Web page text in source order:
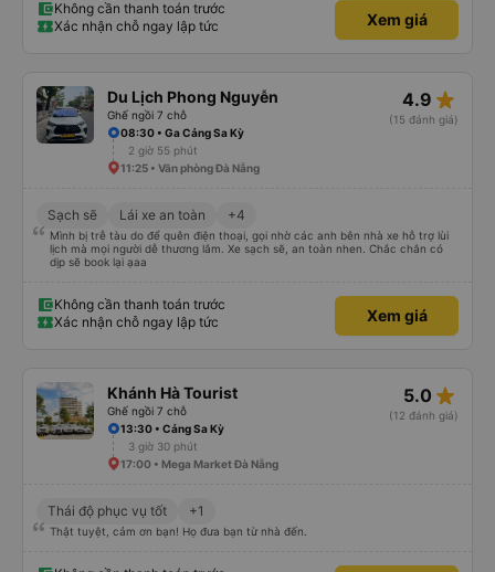
Không cần thanh toán trước
Xác nhận chỗ ngay lập tức
Xem giá
Du Lịch Phong Nguyễn
Ghế ngồi 7 chỗ
4.9 star_rate
(15 đánh giá)
08:30 • Ga Cảng Sa Kỳ
2 giờ 55 phút
11:25 • Văn phòng Đà Nẵng
Sạch sẽ Lái xe an toàn +4
Mình bị trễ tàu do để quên điện thoại, gọi nhờ các anh bên nhà xe hỗ trợ lùi
lịch mà mọi người dễ thương lắm. Xe sạch sẽ, an toàn nhen. Chắc chắn có
dịp sẽ book lại ạaa
Không cần thanh toán trước
Xác nhận chỗ ngay lập tức
Xem giá
Khánh Hà Tourist
Ghế ngồi 7 chỗ
5.0 star_rate
(12 đánh giá)
13:30 • Cảng Sa Kỳ
3 giờ 30 phút
17:00 • Mega Market Đà Nẵng
Thái độ phục vụ tốt +1
Thật tuyệt, cảm ơn bạn! Họ đưa bạn từ nhà đến.